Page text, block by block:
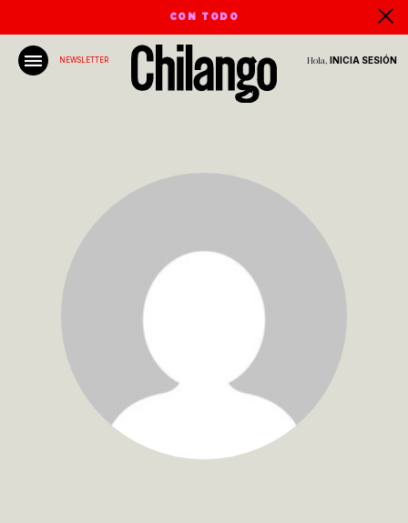
CON TODO
NEWSLETTER Hola, INICIA SESIÓN